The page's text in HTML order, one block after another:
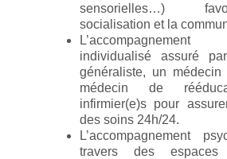
sensorielles…)
socialisation et la
individualisé assuré
généraliste, un médecin
médecin de
infirmier(e)s pour
des soins 24h/24.
L’accompagnement
travers des espaces